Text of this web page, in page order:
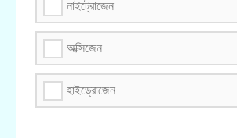
নাইট্রোজেন
অক্সিজেন
হাইড্রোজেন